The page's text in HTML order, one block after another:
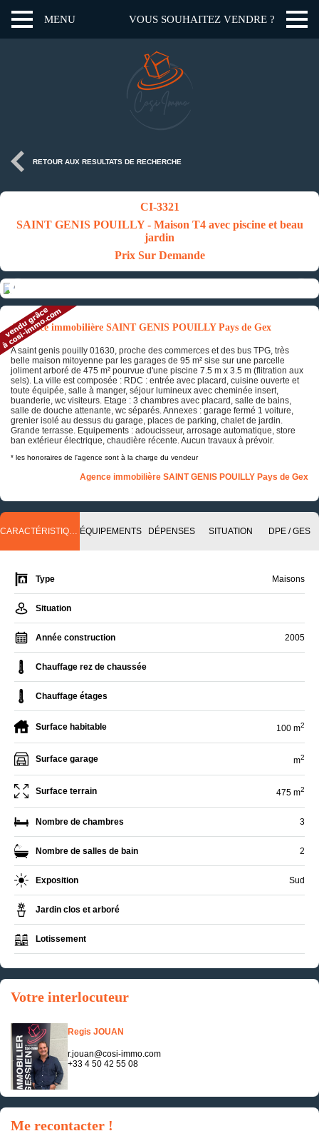
MENU VOUS SOUHAITEZ VENDRE ?
RETOUR AUX RESULTATS DE RECHERCHE
CI-3321
SAINT GENIS POUILLY - Maison T4 avec piscine et beau
jardin
Prix Sur Demande
Annonce immobilière SAINT GENIS POUILLY Pays de Gex
A saint genis pouilly 01630, proche des commerces et des bus TPG, très
belle maison mitoyenne par les garages de 95 m² sise sur une parcelle
joliment arboré de 475 m² pourvue d'une piscine 7.5 m x 3.5 m (flitration aux
sels). La ville est composée : RDC : entrée avec placard, cuisine ouverte et
toute équipée, salle à manger, séjour lumineux avec cheminée insert,
buanderie, wc visiteurs. Etage : 3 chambres avec placard, salle de bains,
salle de douche attenante, wc séparés. Annexes : garage fermé 1 voiture,
grenier isolé au dessus du garage, places de parking, chalet de jardin.
Grande terrasse. Equipements : adoucisseur, arrosage automatique, store
ban extérieur électrique, chaudière récente. Aucun travaux à prévoir.
* les honoraires de l'agence sont à la charge du vendeur
Agence immobilière SAINT GENIS POUILLY Pays de Gex
CARACTÉRISTIQUES ÉQUIPEMENTS DÉPENSES SITUATION DPE / GES
Type Maisons
Situation
Année construction 2005
Chauffage rez de chaussée
Chauffage étages
Surface habitable 100 m2
Surface garage m2
Surface terrain 475 m2
Nombre de chambres 3
Nombre de salles de bain 2
Exposition Sud
Jardin clos et arboré
Lotissement
Votre interlocuteur
Regis JOUAN
r.jouan@cosi-immo.com
+33 4 50 42 55 08
Me recontacter !